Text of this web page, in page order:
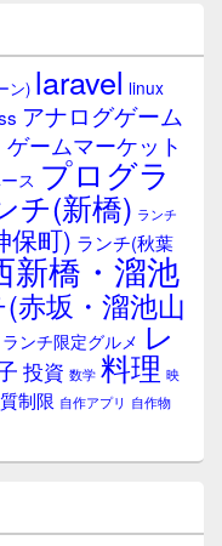
ン) laravel linux
アナログゲーム
ゲームマーケット
ス プログラ
チ(新橋) ランチ
保町) ランチ(秋葉
新橋・溜池
赤坂・溜池山
ランチ限定グルメ レ
投資 数学 料理 映
制限 自作アプリ 自作物